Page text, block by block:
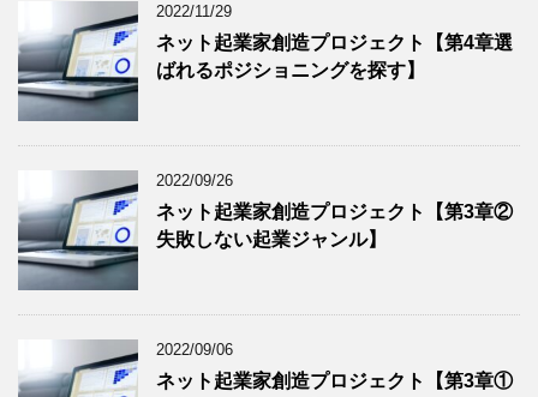
2022/11/29
ネット起業家創造プロジェクト【第4章選
ばれるポジショニングを探す】
2022/09/26
ネット起業家創造プロジェクト【第3章②
失敗しない起業ジャンル】
2022/09/06
ネット起業家創造プロジェクト【第3章①